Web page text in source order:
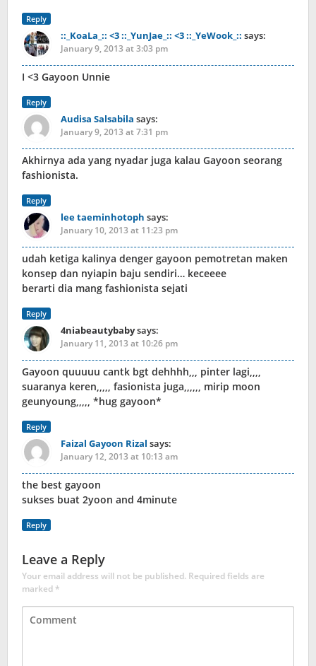
Reply
::_KoaLa_:: <3 ::_YunJae_:: <3 ::_YeWook_:: says:
January 9, 2013 at 3:03 pm
I <3 Gayoon Unnie
Reply
Audisa Salsabila says:
January 9, 2013 at 7:31 pm
Akhirnya ada yang nyadar juga kalau Gayoon seorang
fashionista.
Reply
lee taeminhotoph says:
January 10, 2013 at 11:23 pm
udah ketiga kalinya denger gayoon pemotretan maken
konsep dan nyiapin baju sendiri… keceeee
berarti dia mang fashionista sejati
Reply
4niabeautybabysays:
January 11, 2013 at 10:26 pm
Gayoon quuuuu cantk bgt dehhhh,,, pinter lagi,,,,
suaranya keren,,,,, fasionista juga,,,,,, mirip moon
geunyoung,,,,, *hug gayoon*
Reply
Faizal Gayoon Rizal says:
January 12, 2013 at 10:13 am
the best gayoon
sukses buat 2yoon and 4minute
Reply
Leave a Reply
Your email address will not be published. Required fields are
marked*